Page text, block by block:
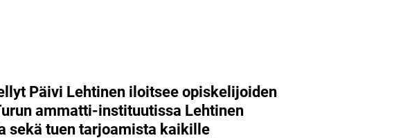
Päivi Lehtinen iloitsee opiskelijoiden
ammatti-instituutissa Lehtinen
sekä tuen tarjoamista kaikille